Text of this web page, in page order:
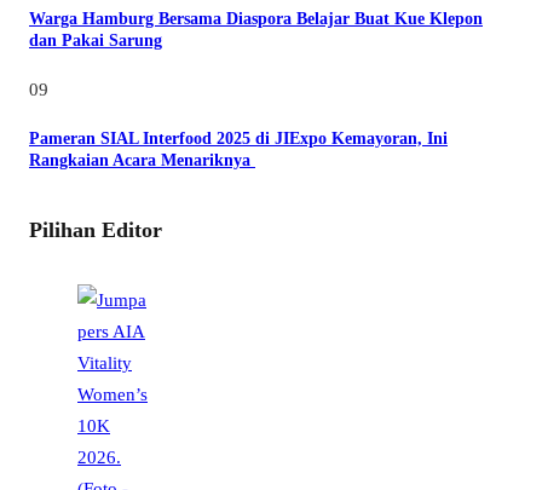
Warga Hamburg Bersama Diaspora Belajar Buat Kue Klepon
dan Pakai Sarung
09
Pameran SIAL Interfood 2025 di JIExpo Kemayoran, Ini
Rangkaian Acara Menariknya
Pilihan Editor